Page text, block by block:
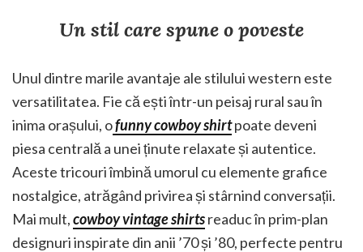
Un stil care spune o poveste
Unul dintre marile avantaje ale stilului western este
versatilitatea. Fie că ești într-un peisaj rural sau în
inima orașului, ofunny cowboy shirtpoate deveni
piesa centrală a unei ținute relaxate și autentice.
Aceste tricouri îmbină umorul cu elemente grafice
nostalgice, atrăgând privirea și stârnind conversații.
Mai mult,cowboy vintage shirtsreaduc în prim-plan
designuri inspirate din anii ’70 și ’80, perfecte pentru